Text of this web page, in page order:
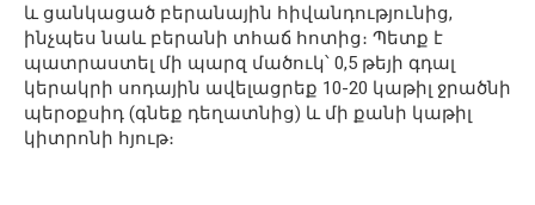
և ցանկացած բերանային հիվանդությունից,
ինչպես նաև բերանի տհաճ հոտից։ Պետք է
պատրաստել մի պարզ մածուկ՝ 0,5 թեյի գդալ
կերակրի սոդային ավելացրեք 10-20 կաթիլ ջրածնի
պերօքսիդ (գնեք դեղատնից) և մի քանի կաթիլ
կիտրոնի հյութ։